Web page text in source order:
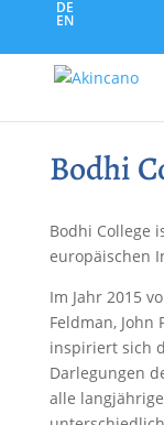
DE
EN
Bodhi
Bodhi College
europäischen
Im Jahr 2015
Feldman, John
inspiriert sich
Darlegungen
alle